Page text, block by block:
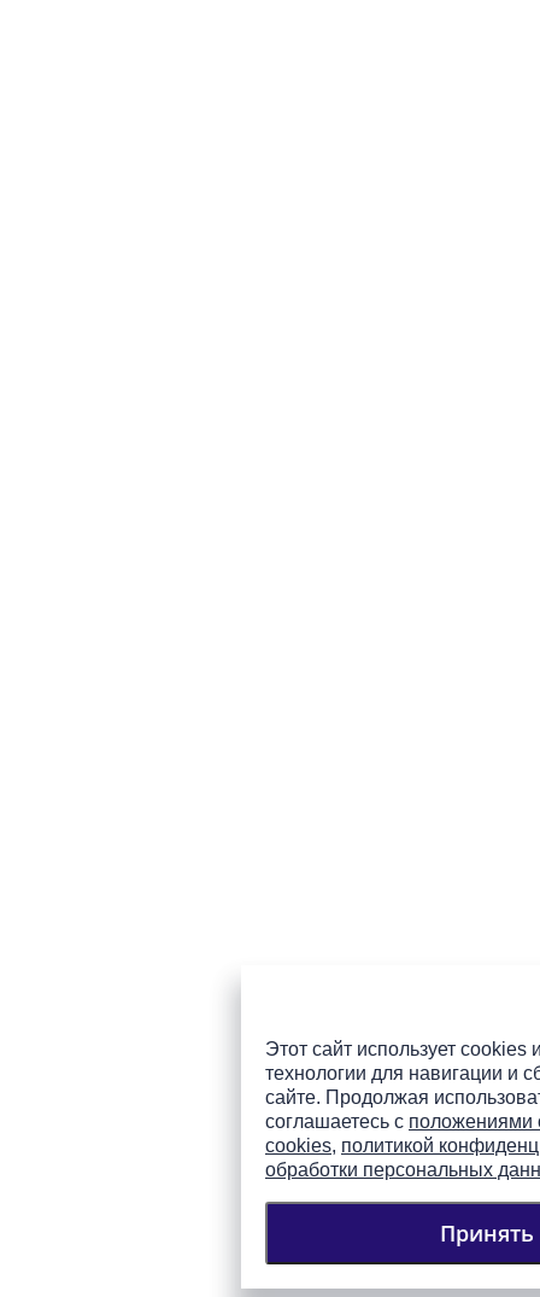
Этот сайт использует cookies
технологии для навигации и
сайте. Продолжая
соглашаетесь с положениями
cookies, политикой
обработки персональных
Принять